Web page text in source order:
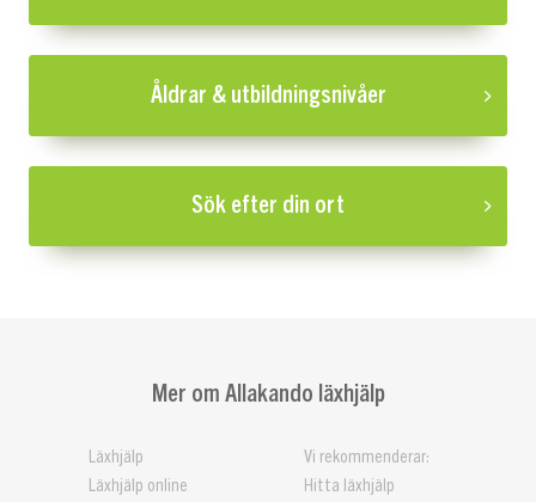
Åldrar & utbildningsnivåer
Sök efter din ort
Mer om Allakando läxhjälp
Läxhjälp
Läxhjälp online
Vi rekommenderar:
Hitta läxhjälp